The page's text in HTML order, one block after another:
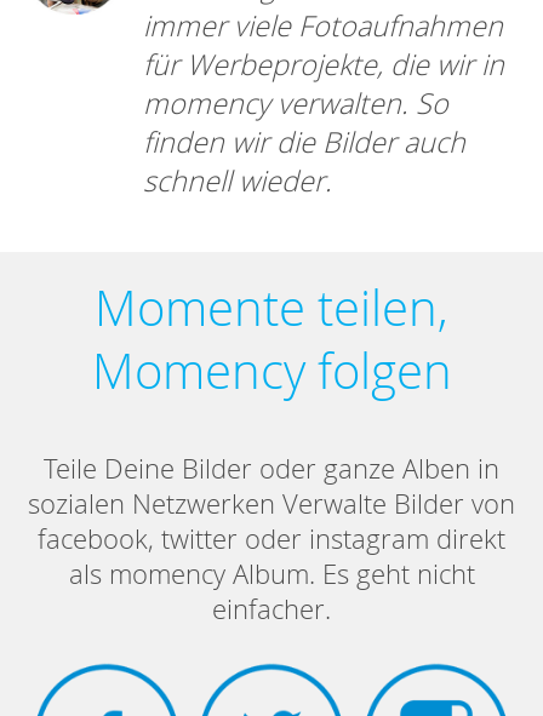
immer viele Fotoaufnahmen
für Werbeprojekte, die wir in
momency verwalten. So
finden wir die Bilder auch
schnell wieder.
Momente teilen,
Momency folgen
Teile Deine Bilder oder ganze Alben in
sozialen Netzwerken Verwalte Bilder von
facebook, twitter oder instagram direkt
als momency Album. Es geht nicht
einfacher.